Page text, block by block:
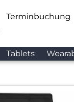
Terminbuchung
Tablets